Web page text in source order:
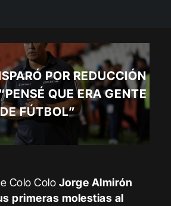
POR REDUCCIÓN
QUE ERA GENTE
DE FÚTBOL”
Colo Colo Jorge Almirón
primeras molestias al